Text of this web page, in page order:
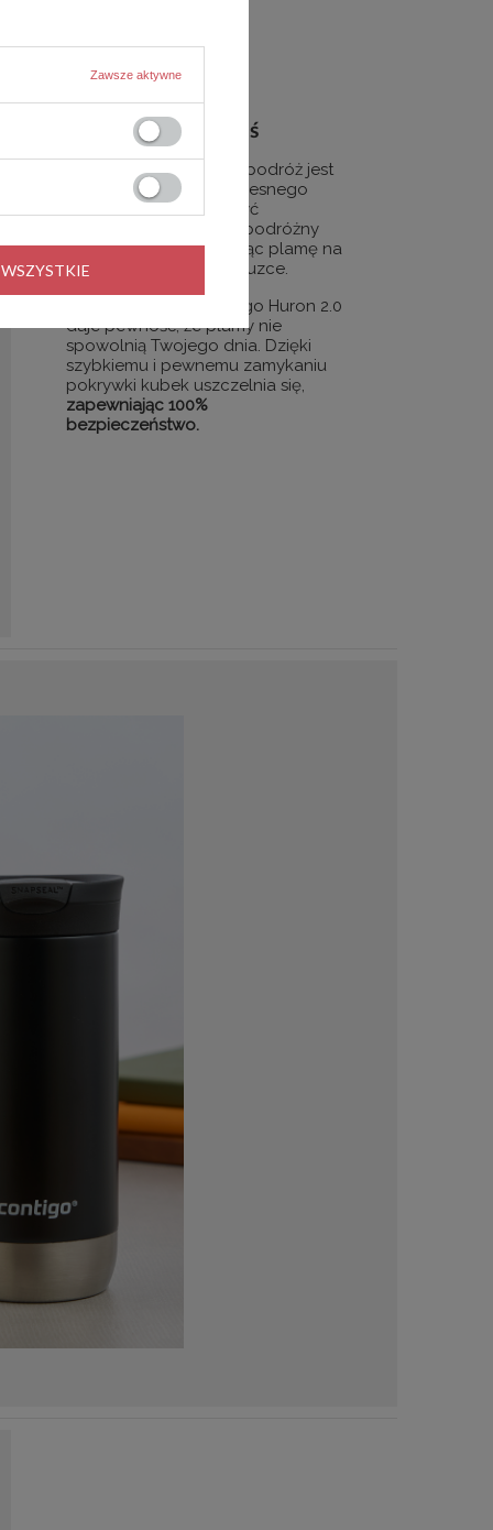
Pewny kompan,
gdziekolwiek jesteś
Zabieranie napojów w podróż jest
ważną częścią współczesnego
stylu życia, ale może być
frustrujące, gdy kubek podróżny
przecieka, pozostawiając plamę na
ulubionej koszuli lub bluzce.
Kubek podróżny Contigo Huron 2.0
daje pewność, że plamy nie
spowolnią Twojego dnia. Dzięki
szybkiemu i pewnemu zamykaniu
pokrywki kubek uszczelnia się,
zapewniając 100%
bezpieczeństwo.
Zawsze aktywne